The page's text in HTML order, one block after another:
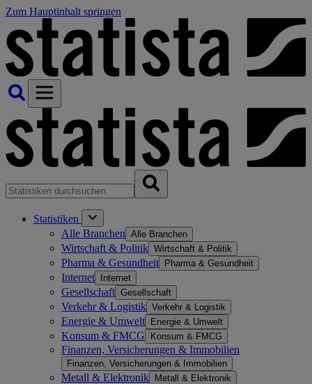
Zum Hauptinhalt springen
Statistiken
Alle Branchen Alle Branchen
Wirtschaft & Politik Wirtschaft & Politik
Pharma & Gesundheit Pharma & Gesundheit
Internet Internet
Gesellschaft Gesellschaft
Verkehr & Logistik Verkehr & Logistik
Energie & Umwelt Energie & Umwelt
Konsum & FMCG Konsum & FMCG
Finanzen, Versicherungen & Immobilien
Finanzen, Versicherungen & Immobilien
Metall & Elektronik Metall & Elektronik